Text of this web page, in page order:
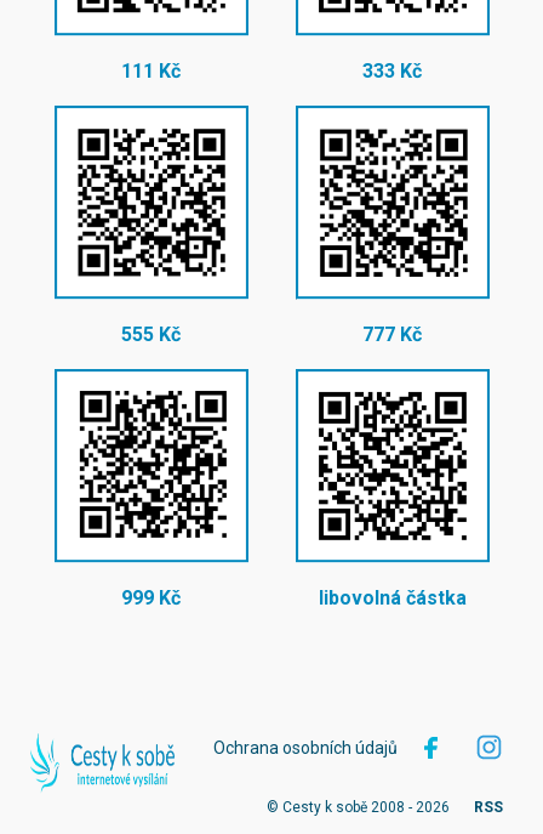
111 Kč 333 Kč
555 Kč 777 Kč
999 Kč libovolná částka
Ochrana osobních údajů
© Cesty k sobě 2008 - 2026 RSS